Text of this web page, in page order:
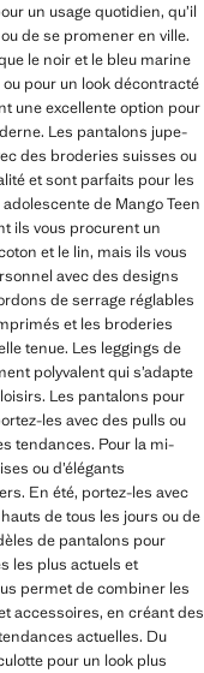
un usage quotidien, qu’il
de se promener en ville.
le noir et le bleu marine
pour un look décontracté
une excellente option pour
Les pantalons jupe-
des broderies suisses ou
et sont parfaits pour les
de Mango Teen
ils vous procurent un
et le lin, mais ils vous
avec des designs
de serrage réglables
et les broderies
tenue. Les leggings de
polyvalent qui s’adapte
Les pantalons pour
les avec des pulls ou
tendances. Pour la mi-
ou d’élégants
En été, portez-les avec
de tous les jours ou de
de pantalons pour
les plus actuels et
permet de combiner les
accessoires, en créant des
actuelles. Du
pour un look plus